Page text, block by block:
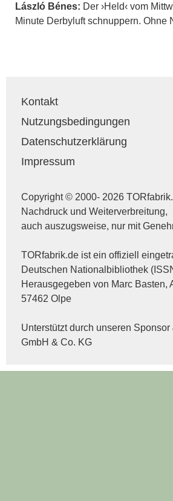
László Bénes: Der ›Held‹ vom
Minute Derbyluft schnuppern. Ohne
Kontakt
Nutzungsbedingungen
Datenschutzerklärung
Impressum
Copyright © 2000- 2026
Nachdruck und Weiterverbreitung,
auch auszugsweise, nur mit
TORfabrik.de ist ein offiziell
Deutschen Nationalbibliothek
Herausgegeben von Marc Basten,
57462 Olpe
Unterstützt durch unseren Sponsor
GmbH & Co. KG